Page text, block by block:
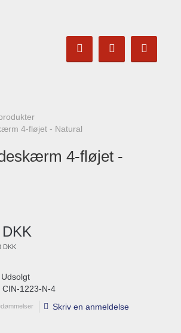
4-fløjet - Natural
4-fløjet -
DKK
DKK
Udsolgt
CIN-1223-N-4
Skriv en anmeldelse